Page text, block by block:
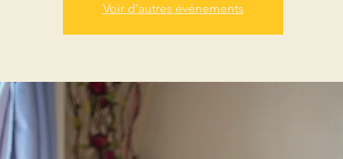
Voir d'autres événements